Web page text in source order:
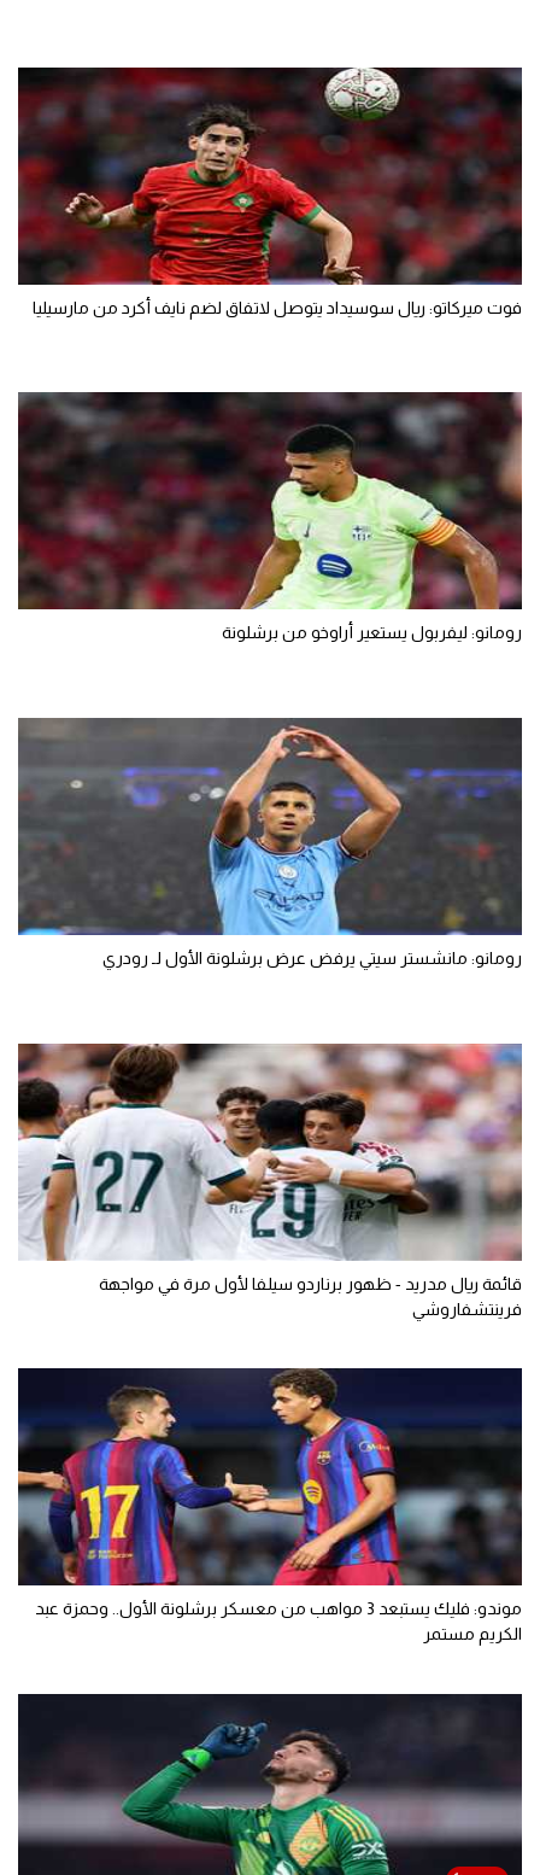
فوت ميركاتو: ريال سوسيداد يتوصل لاتفاق لضم نايف أكرد من مارسيليا
رومانو: ليفربول يستعير أراوخو من برشلونة
رومانو: مانشستر سيتي يرفض عرض برشلونة الأول لـ رودري
قائمة ريال مدريد - ظهور برناردو سيلفا لأول مرة في مواجهة
فرينتشفاروشي
موندو: فليك يستبعد 3 مواهب من معسكر برشلونة الأول.. وحمزة عبد
الكريم مستمر